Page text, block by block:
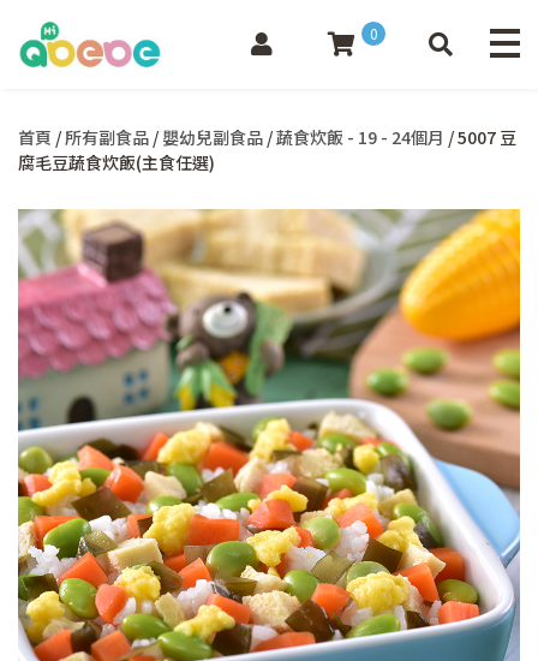
0
首頁 / 所有副食品 / 嬰幼兒副食品 /蔬食炊飯 - 19 - 24個月 / 5007 豆
腐毛豆蔬食炊飯(主食任選)